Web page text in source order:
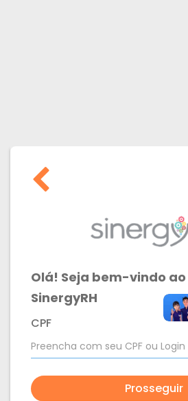
Olá! Seja bem-vindo
SinergyRH
CPF
Prosseguir